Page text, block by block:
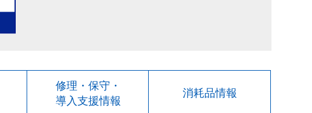
修理・保守・
導入支援情報
消耗品情報